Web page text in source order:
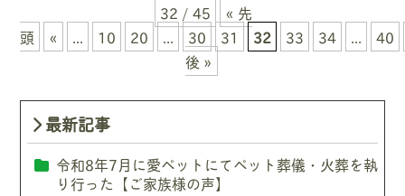
32 / 45
« 先
頭
« ... 10 20 ... 30 31 32 33 34 ...
40
後 »
最新記事
令和8年7月に愛ペットにてペット葬儀・火葬を執
り行った【ご家族様の声】